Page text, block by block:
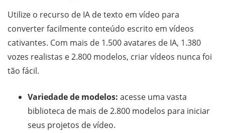
Utilize o recurso de IA de texto em vídeo para
converter facilmente conteúdo escrito em vídeos
cativantes. Com mais de 1.500 avatares de IA, 1.380
vozes realistas e 2.800 modelos, criar vídeos nunca foi
tão fácil.
Variedade de modelos: acesse uma vasta
biblioteca de mais de 2.800 modelos para iniciar
seus projetos de vídeo.